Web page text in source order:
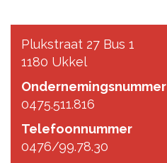
Plukstraat 27 Bus 1
1180 Ukkel
Ondernemingsnummer
0475.511.816
Telefoonnummer
0476/99.78.30